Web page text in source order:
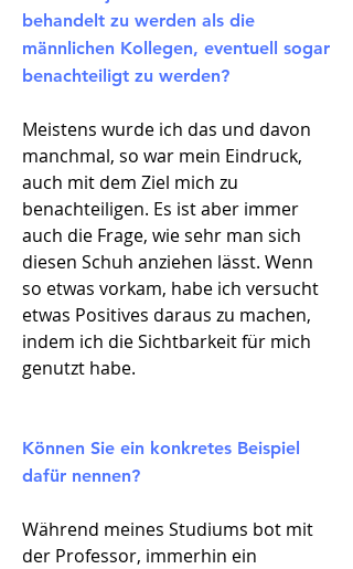
behandelt zu werden als die
männlichen Kollegen, eventuell sogar
benachteiligt zu werden?
Meistens wurde ich das und davon
manchmal, so war mein Eindruck,
auch mit dem Ziel mich zu
benachteiligen. Es ist aber immer
auch die Frage, wie sehr man sich
diesen Schuh anziehen lässt. Wenn
so etwas vorkam, habe ich versucht
etwas Positives daraus zu machen,
indem ich die Sichtbarkeit für mich
genutzt habe.
Können Sie ein konkretes Beispiel
dafür nennen?
Während meines Studiums bot mit
der Professor, immerhin ein